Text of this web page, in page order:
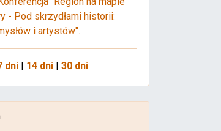
- Pod skrzydłami historii:
i artystów".
dni| 14 dni| 30 dni